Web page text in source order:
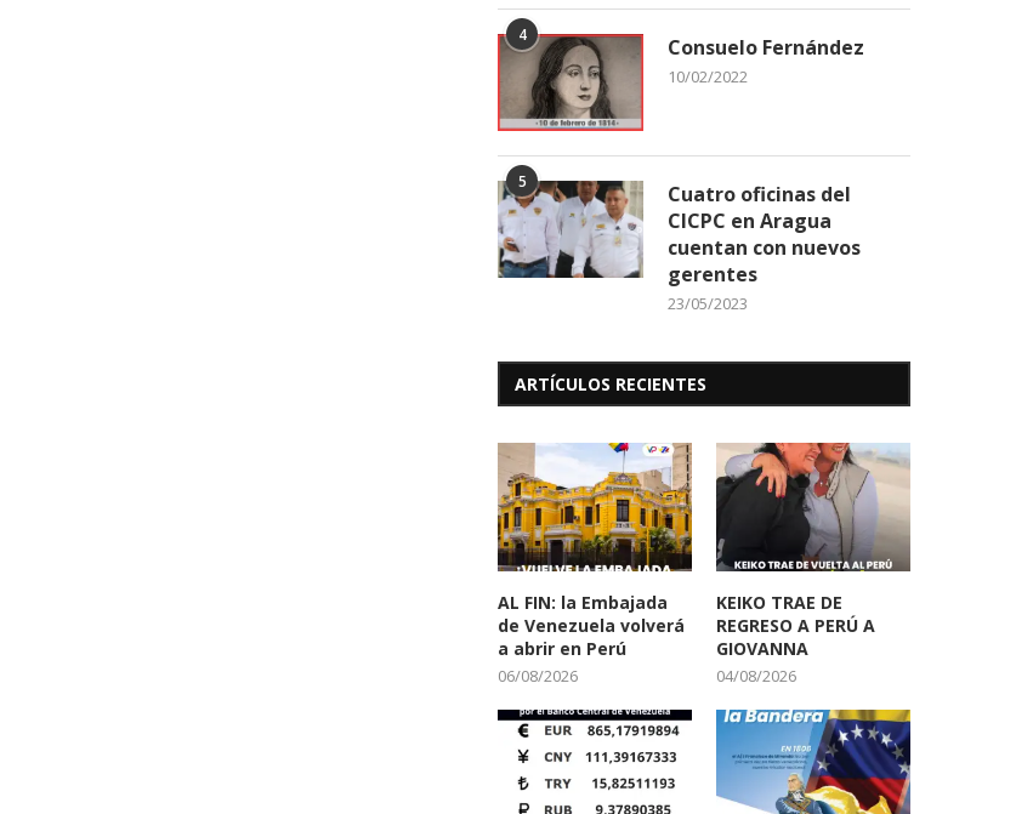
4 Consuelo Fernández
10/02/2022
5
Cuatro oficinas del
CICPC en Aragua
cuentan con nuevos
gerentes
23/05/2023
ARTÍCULOS RECIENTES
AL FIN: la Embajada
de Venezuela volverá
a abrir en Perú
06/08/2026
KEIKO TRAE DE
REGRESO A PERÚ A
GIOVANNA
04/08/2026